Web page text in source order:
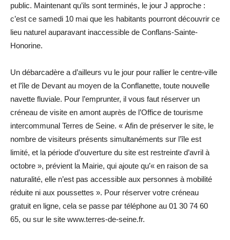
public. Maintenant qu’ils sont terminés, le jour J approche :
c’est ce samedi 10 mai que les habitants pourront découvrir ce
lieu naturel auparavant inaccessible de Conflans-Sainte-
Honorine.
Un débarcadère a d’ailleurs vu le jour pour rallier le centre-ville
et l’île de Devant au moyen de la Conflanette, toute nouvelle
navette fluviale. Pour l’emprunter, il vous faut réserver un
créneau de visite en amont auprès de l’Office de tourisme
intercommunal Terres de Seine. « Afin de préserver le site, le
nombre de visiteurs présents simultanéments sur l’île est
limité, et la période d’ouverture du site est restreinte d’avril à
octobre », prévient la Mairie, qui ajoute qu’« en raison de sa
naturalité, elle n’est pas accessible aux personnes à mobilité
réduite ni aux poussettes ». Pour réserver votre créneau
gratuit en ligne, cela se passe par téléphone au 01 30 74 60
65, ou sur le site www.terres-de-seine.fr.